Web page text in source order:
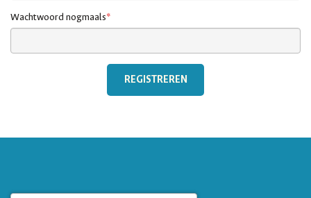
Wachtwoord nogmaals*
REGISTREREN